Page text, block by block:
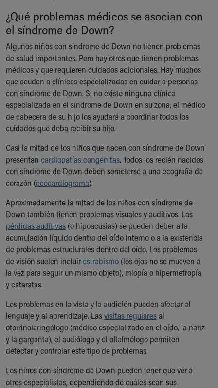
¿Qué problemas médicos se asocian con
el síndrome de Down?
Algunos niños con síndrome de Down no tienen problemas
de salud importantes. Pero hay otros que tienen problemas
médicos y que requieren cuidados adicionales. Hay muchos
que acuden a clínicas especializadas en cuidar a personas
con síndrome de Down. Si no existe ninguna clínica
especializada en el síndrome de Down en su zona, el médico
de cabecera de su hijo los ayudará a coordinar todos los
cuidados que deba recibir su hijo.
Casi la mitad de los niños que nacen con síndrome de Down
presentan cardiopatías congénitas. Todos los recién nacidos
con síndrome de Down deben someterse a una ecografía de
corazón (ecocardiograma).
Aproximadamente la mitad de los niños con síndrome de
Down también tienen problemas visuales y auditivos. Las
pérdidas auditivas (o hipoacusias) se pueden deber a la
acumulación líquido dentro del oído interno o a la existencia
de problemas estructurales dentro del oído. Los problemas
de visión suelen incluirestrabismo (los ojos no se mueven a
la vez para seguir un mismo objeto), miopía o hipermetropía
y cataratas.
Los problemas en la vista y la audición pueden afectar al
lenguaje y al aprendizaje. Lasvisitas regularesal
otorrinolaringólogo (médico especializado en el oído, la nariz
y la garganta), el audiólogo y el oftalmólogo permiten
detectar y controlar este tipo de problemas.
Los niños con síndrome de Down pueden tener que ver a
otros especialistas, dependiendo de cuáles sean sus